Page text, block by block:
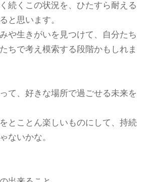
続くこの状況を、ひたすら耐える
と思います。
や生きがいを見つけて、自分たち
ちで考え模索する段階かもしれま
て、好きな場所で過ごせる未来を
とことん楽しいものにして、持続
ないかな。